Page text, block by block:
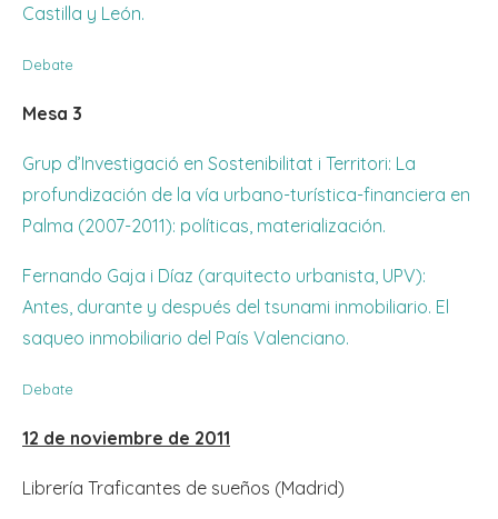
Castilla y León.
Debate
Mesa 3
Grup d’Investigació en Sostenibilitat i Territori: La
profundización de la vía urbano-turística-financiera en
Palma (2007-2011): políticas, materialización.
Fernando Gaja i Díaz (arquitecto urbanista, UPV):
Antes, durante y después del tsunami inmobiliario. El
saqueo inmobiliario del País Valenciano.
Debate
12 de noviembre de 2011
Librería Traficantes de sueños (Madrid)